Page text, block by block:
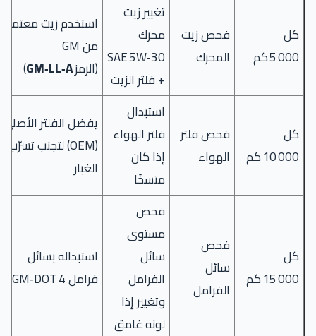
كل
5 000 كم
فحص زيت
المحرك
تغيير زيت
محرك
SAE 5W‑30
+ فلتر الزيت
استخدم زيت معتمد
من GM
(الرمزGM‑LL‑A
)
كل
10 000 كم
فحص فلتر
الهواء
استبدال
فلتر الهواء
إذا كان
متسخًا
يفضل الفلتر الأصلي
(OEM) لتجنب تسرّب
الغبار
كل
15 000 كم
فحص
سائل
الفرامل
فحص
مستوى
سائل
الفرامل
وتغيير إذا
لونه غامق
استبداله بسائل
فرامل GM‑DOT 4